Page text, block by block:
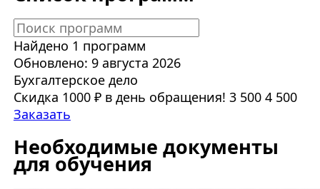
Найдено 1 программ
Обновлено: 9 августа 2026
Бухгалтерское дело
Скидка 1000 ₽ в день обращения! 3 500 4 500
Заказать
Необходимые документы
для обучения